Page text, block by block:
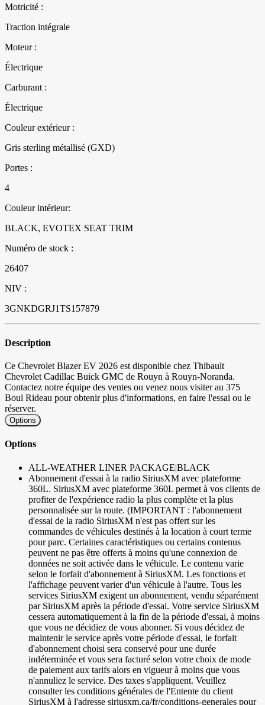
Motricité :
Traction intégrale
Moteur :
Électrique
Carburant :
Électrique
Couleur extérieur :
Gris sterling métallisé (GXD)
Portes :
4
Couleur intérieur:
BLACK, EVOTEX SEAT TRIM
Numéro de stock :
26407
NIV :
3GNKDGRJ1TS157879
Description
Ce Chevrolet Blazer EV 2026 est disponible chez Thibault
Chevrolet Cadillac Buick GMC de Rouyn à Rouyn-Noranda.
Contactez notre équipe des ventes ou venez nous visiter au 375
Boul Rideau pour obtenir plus d'informations, en faire l'essai ou le
réserver.
Options
Options
ALL-WEATHER LINER PACKAGE|BLACK
Abonnement d'essai à la radio SiriusXM avec plateforme
360L. SiriusXM avec plateforme 360L permet à vos clients de
profiter de l'expérience radio la plus complète et la plus
personnalisée sur la route. (IMPORTANT : l'abonnement
d'essai de la radio SiriusXM n'est pas offert sur les
commandes de véhicules destinés à la location à court terme
pour parc. Certaines caractéristiques ou certains contenus
peuvent ne pas être offerts à moins qu'une connexion de
données ne soit activée dans le véhicule. Le contenu varie
selon le forfait d'abonnement à SiriusXM. Les fonctions et
l'affichage peuvent varier d'un véhicule à l'autre. Tous les
services SiriusXM exigent un abonnement, vendu séparément
par SiriusXM après la période d'essai. Votre service SiriusXM
cessera automatiquement à la fin de la période d'essai, à moins
que vous ne décidiez de vous abonner. Si vous décidez de
maintenir le service après votre période d'essai, le forfait
d'abonnement choisi sera conservé pour une durée
indéterminée et vous sera facturé selon votre choix de mode
de paiement aux tarifs alors en vigueur à moins que vous
n'annuliez le service. Des taxes s'appliquent. Veuillez
consulter les conditions générales de l'Entente du client
SiriusXM à l'adresse siriusxm.ca/fr/conditions-generales pour